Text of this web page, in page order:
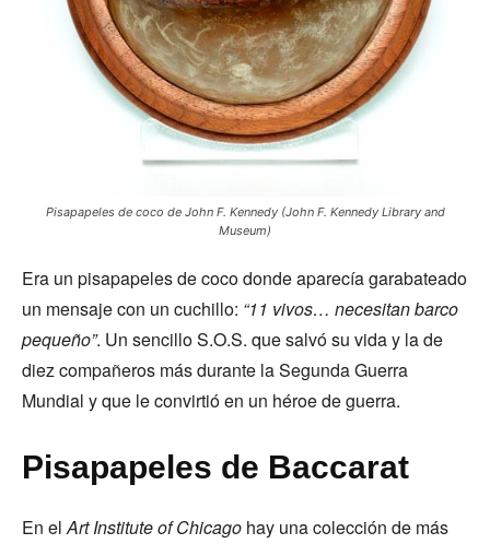
Pisapapeles de coco de John F. Kennedy (John F. Kennedy Library and
Museum)
Era un pisapapeles de coco donde aparecía garabateado
un mensaje con un cuchillo: “11 vivos… necesitan barco
pequeño”. Un sencillo S.O.S. que salvó su vida y la de
diez compañeros más durante la Segunda Guerra
Mundial y que le convirtió en un héroe de guerra.
Pisapapeles de Baccarat
En elArt Institute of Chicago hay una colección de más